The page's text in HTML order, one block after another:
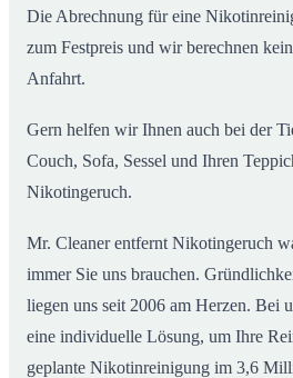
Die Abrechnung für eine
zum Festpreis und wir berechnen
Anfahrt.
Gern helfen wir Ihnen auch bei der
Couch, Sofa, Sessel und Ihren
Nikotingeruch.
Mr. Cleaner entfernt Nikotingeruch
immer Sie uns brauchen.
liegen uns seit 2006 am Herzen. Bei
eine individuelle Lösung, um Ihre
geplante Nikotinreinigung im 3,6